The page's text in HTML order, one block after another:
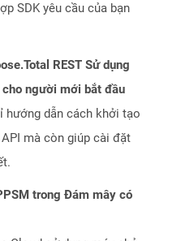
SDK yêu cầu của bạn
REST Sử dụng
cho người mới bắt đầu
hướng dẫn cách khởi tạo
mà còn giúp cài đặt
trong Đám mây có